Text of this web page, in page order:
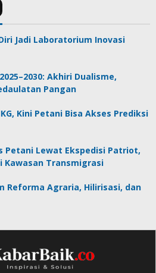
Jadi Laboratorium Inovasi
Akhiri Dualisme,
Pangan
Kini Petani Bisa Akses Prediksi
Petani Lewat Ekspedisi Patriot,
Kawasan Transmigrasi
Reforma Agraria, Hilirisasi, dan